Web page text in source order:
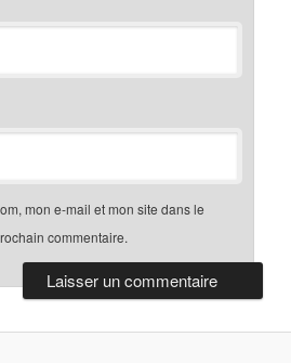
mon e-mail et mon site dans le
commentaire.